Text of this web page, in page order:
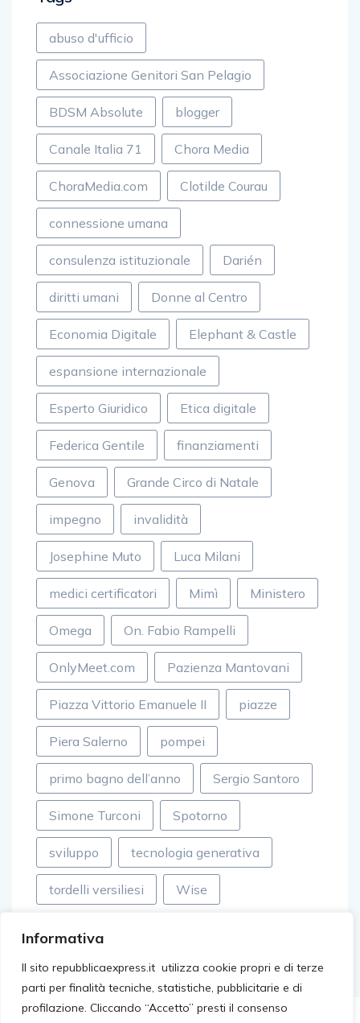
Informativa
Il sito repubblicaexpress.it utilizza cookie propri e di terze
parti per finalità tecniche, statistiche, pubblicitarie e di
profilazione. Cliccando “Accetto” presti il consenso
abuso d'ufficio
Associazione Genitori San Pelagio
BDSM Absolute blogger
Canale Italia 71 Chora Media
ChoraMedia.com Clotilde Courau
connessione umana
consulenza istituzionale Darién
diritti umani Donne al Centro
Economia Digitale Elephant & Castle
espansione internazionale
Esperto Giuridico Etica digitale
Federica Gentile finanziamenti
Genova Grande Circo di Natale
impegno invalidità
Josephine Muto Luca Milani
medici certificatori Mimì Ministero
Omega On. Fabio Rampelli
OnlyMeet.com Pazienza Mantovani
Piazza Vittorio Emanuele II piazze
Piera Salerno pompei
primo bagno dell’anno Sergio Santoro
Simone Turconi Spotorno
sviluppo tecnologia generativa
tordelli versiliesi Wise